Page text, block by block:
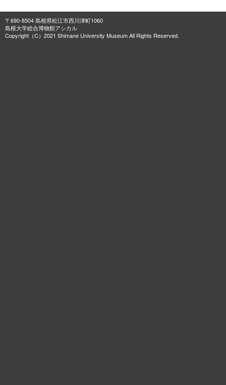
〒690-8504 島根県松江市西川津町1060
島根大学総合博物館アシカル
Copyright（C）2021 Shimane University Museum All Rights Reserved.